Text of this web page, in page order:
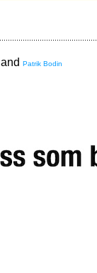
and Patrik Bodin